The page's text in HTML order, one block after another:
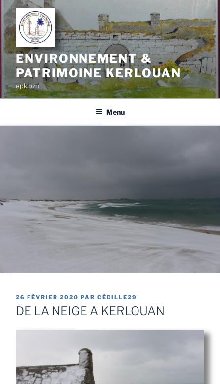
ENVIRONNEMENT &
PATRIMOINE KERLOUAN
epk.bzh
Menu
26 FÉVRIER 2020 PAR CÉDILLE29
DE LA NEIGE A KERLOUAN